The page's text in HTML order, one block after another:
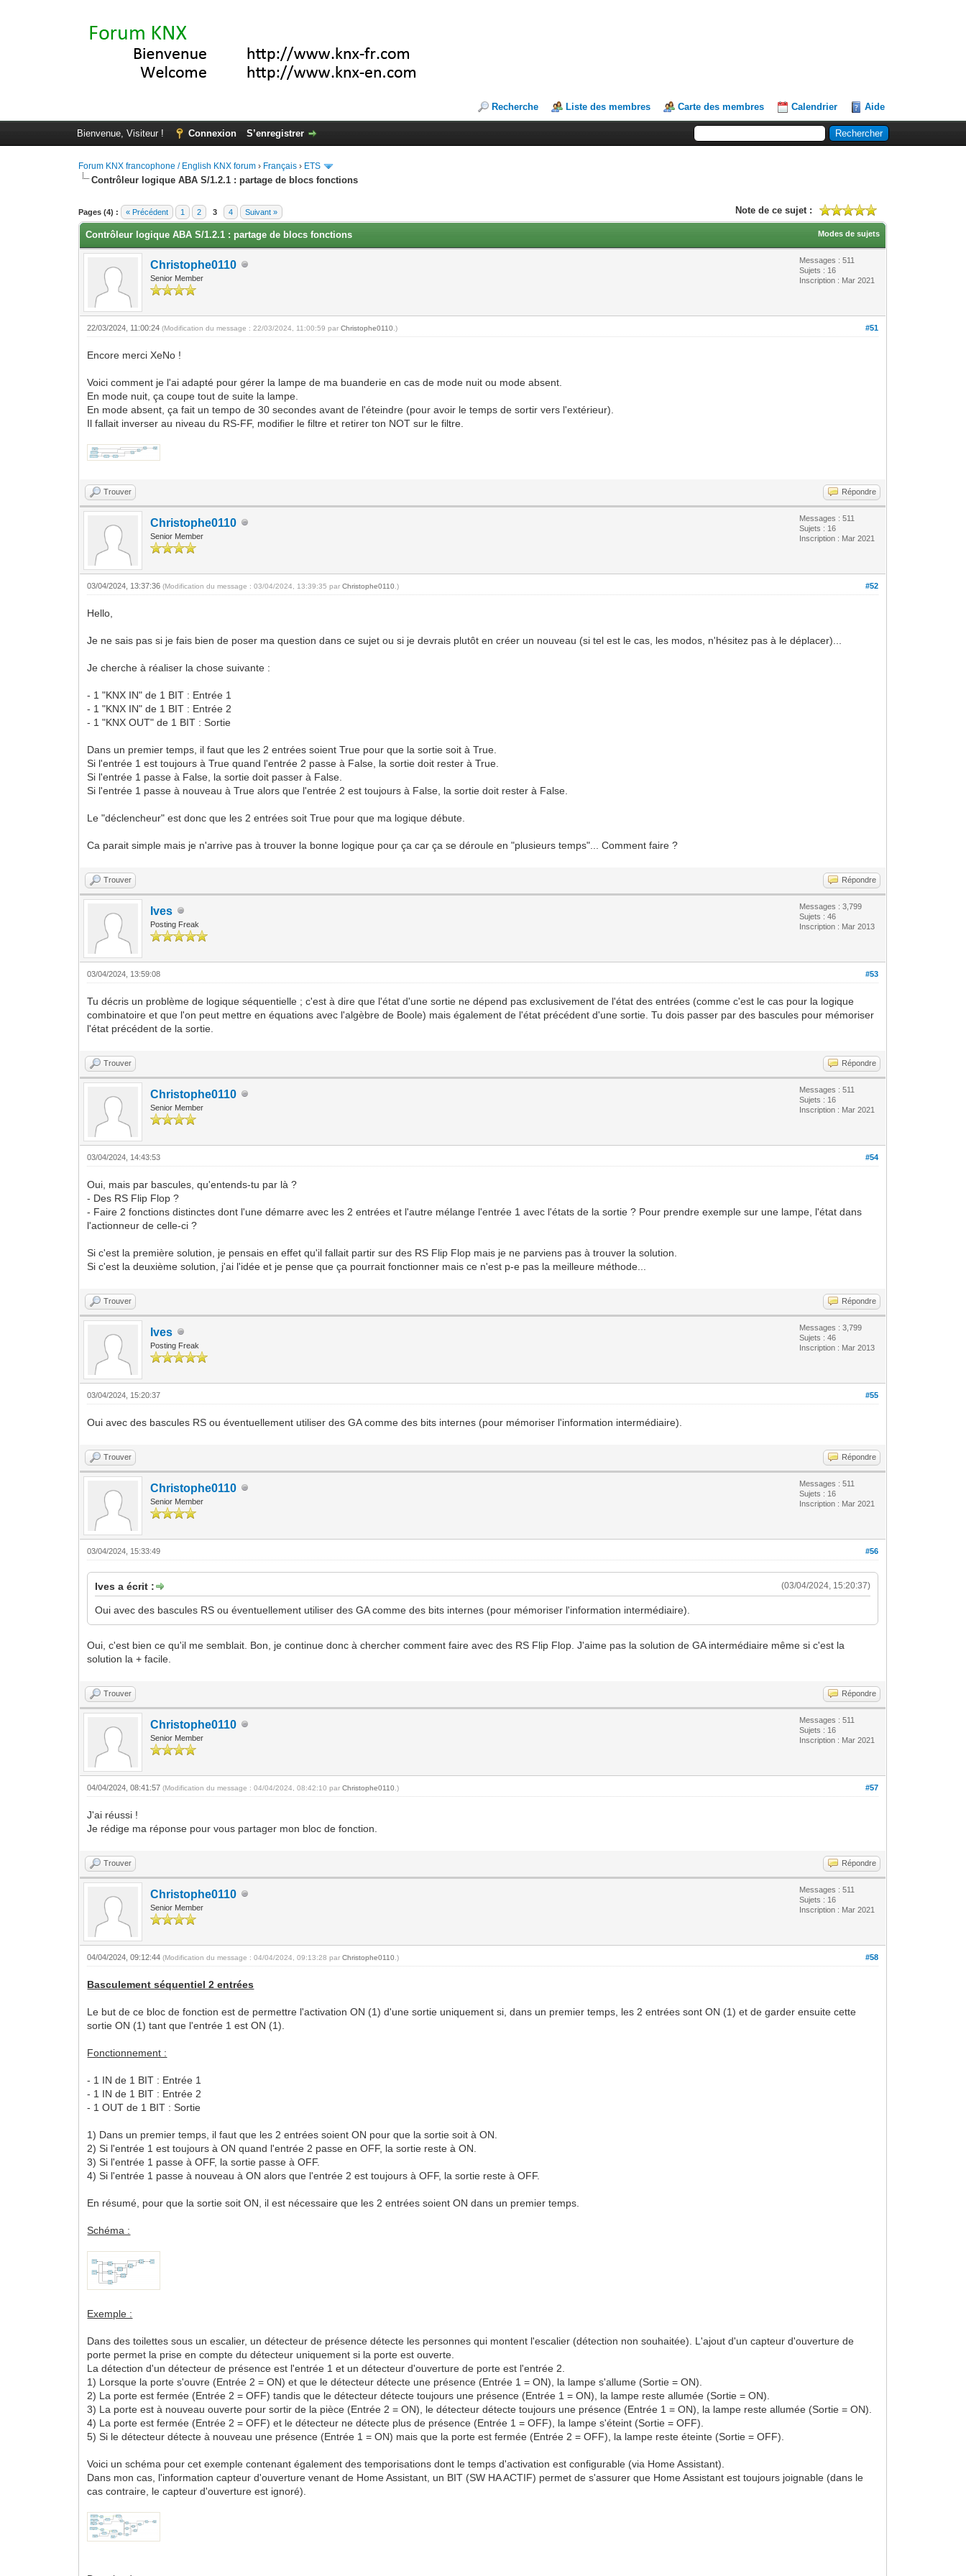
Recherche Liste des membres Carte des membres Calendrier Aide
Bienvenue, Visiteur ! Connexion S’enregistrer
Forum KNX francophone / English KNX forum › Français › ETS
Contrôleur logique ABA S/1.2.1 : partage de blocs fonctions
Pages (4) : « Précédent 1 2 3 4 Suivant » Note de ce sujet :
Moyenne : 5 (1 vote(s))
1
2
3
4
5
Modes de sujets
Contrôleur logique ABA S/1.2.1 : partage de blocs fonctions
Christophe0110
Senior Member
Messages : 511
Sujets : 16
Inscription : Mar 2021
#51
22/03/2024, 11:00:24(Modification du message : 22/03/2024, 11:00:59 parChristophe0110 .)
Encore merci XeNo !
Voici comment je l'ai adapté pour gérer la lampe de ma buanderie en cas de mode nuit ou mode absent.
En mode nuit, ça coupe tout de suite la lampe.
En mode absent, ça fait un tempo de 30 secondes avant de l'éteindre (pour avoir le temps de sortir vers l'extérieur).
Il fallait inverser au niveau du RS-FF, modifier le filtre et retirer ton NOT sur le filtre.
Trouver Répondre
Christophe0110
Senior Member
Messages : 511
Sujets : 16
Inscription : Mar 2021
#52
03/04/2024, 13:37:36(Modification du message : 03/04/2024, 13:39:35 parChristophe0110 .)
Hello,
Je ne sais pas si je fais bien de poser ma question dans ce sujet ou si je devrais plutôt en créer un nouveau (si tel est le cas, les modos, n'hésitez pas à le déplacer)...
Je cherche à réaliser la chose suivante :
- 1 "KNX IN" de 1 BIT : Entrée 1
- 1 "KNX IN" de 1 BIT : Entrée 2
- 1 "KNX OUT" de 1 BIT : Sortie
Dans un premier temps, il faut que les 2 entrées soient True pour que la sortie soit à True.
Si l'entrée 1 est toujours à True quand l'entrée 2 passe à False, la sortie doit rester à True.
Si l'entrée 1 passe à False, la sortie doit passer à False.
Si l'entrée 1 passe à nouveau à True alors que l'entrée 2 est toujours à False, la sortie doit rester à False.
Le "déclencheur" est donc que les 2 entrées soit True pour que ma logique débute.
Ca parait simple mais je n'arrive pas à trouver la bonne logique pour ça car ça se déroule en "plusieurs temps"... Comment faire ?
Trouver Répondre
Ives
Posting Freak
Messages : 3,799
Sujets : 46
Inscription : Mar 2013
#53
03/04/2024, 13:59:08
Tu décris un problème de logique séquentielle ; c'est à dire que l'état d'une sortie ne dépend pas exclusivement de l'état des entrées (comme c'est le cas pour la logique
combinatoire et que l'on peut mettre en équations avec l'algèbre de Boole) mais également de l'état précédent d'une sortie. Tu dois passer par des bascules pour mémoriser
l'état précédent de la sortie.
Trouver Répondre
Christophe0110
Senior Member
Messages : 511
Sujets : 16
Inscription : Mar 2021
#54
03/04/2024, 14:43:53
Oui, mais par bascules, qu'entends-tu par là ?
- Des RS Flip Flop ?
- Faire 2 fonctions distinctes dont l'une démarre avec les 2 entrées et l'autre mélange l'entrée 1 avec l'états de la sortie ? Pour prendre exemple sur une lampe, l'état dans
l'actionneur de celle-ci ?
Si c'est la première solution, je pensais en effet qu'il fallait partir sur des RS Flip Flop mais je ne parviens pas à trouver la solution.
Si c'est la deuxième solution, j'ai l'idée et je pense que ça pourrait fonctionner mais ce n'est p-e pas la meilleure méthode...
Trouver Répondre
Ives
Posting Freak
Messages : 3,799
Sujets : 46
Inscription : Mar 2013
#55
03/04/2024, 15:20:37
Oui avec des bascules RS ou éventuellement utiliser des GA comme des bits internes (pour mémoriser l'information intermédiaire).
Trouver Répondre
Christophe0110
Senior Member
Messages : 511
Sujets : 16
Inscription : Mar 2021
#56
03/04/2024, 15:33:49
(03/04/2024, 15:20:37)
Ives a écrit :
Oui avec des bascules RS ou éventuellement utiliser des GA comme des bits internes (pour mémoriser l'information intermédiaire).
Oui, c'est bien ce qu'il me semblait. Bon, je continue donc à chercher comment faire avec des RS Flip Flop. J'aime pas la solution de GA intermédiaire même si c'est la
solution la + facile.
Trouver Répondre
Christophe0110
Senior Member
Messages : 511
Sujets : 16
Inscription : Mar 2021
#57
04/04/2024, 08:41:57(Modification du message : 04/04/2024, 08:42:10 parChristophe0110 .)
J'ai réussi !
Je rédige ma réponse pour vous partager mon bloc de fonction.
Trouver Répondre
Christophe0110
Senior Member
Messages : 511
Sujets : 16
Inscription : Mar 2021
#58
04/04/2024, 09:12:44(Modification du message : 04/04/2024, 09:13:28 parChristophe0110 .)
Basculement séquentiel 2 entrées
Le but de ce bloc de fonction est de permettre l'activation ON (1) d'une sortie uniquement si, dans un premier temps, les 2 entrées sont ON (1) et de garder ensuite cette
sortie ON (1) tant que l'entrée 1 est ON (1).
Fonctionnement :
- 1 IN de 1 BIT : Entrée 1
- 1 IN de 1 BIT : Entrée 2
- 1 OUT de 1 BIT : Sortie
1) Dans un premier temps, il faut que les 2 entrées soient ON pour que la sortie soit à ON.
2) Si l'entrée 1 est toujours à ON quand l'entrée 2 passe en OFF, la sortie reste à ON.
3) Si l'entrée 1 passe à OFF, la sortie passe à OFF.
4) Si l'entrée 1 passe à nouveau à ON alors que l'entrée 2 est toujours à OFF, la sortie reste à OFF.
En résumé, pour que la sortie soit ON, il est nécessaire que les 2 entrées soient ON dans un premier temps.
Schéma :
Exemple :
Dans des toilettes sous un escalier, un détecteur de présence détecte les personnes qui montent l'escalier (détection non souhaitée). L'ajout d'un capteur d'ouverture de
porte permet la prise en compte du détecteur uniquement si la porte est ouverte.
La détection d'un détecteur de présence est l'entrée 1 et un détecteur d'ouverture de porte est l'entrée 2.
1) Lorsque la porte s'ouvre (Entrée 2 = ON) et que le détecteur détecte une présence (Entrée 1 = ON), la lampe s'allume (Sortie = ON).
2) La porte est fermée (Entrée 2 = OFF) tandis que le détecteur détecte toujours une présence (Entrée 1 = ON), la lampe reste allumée (Sortie = ON).
3) La porte est à nouveau ouverte pour sortir de la pièce (Entrée 2 = ON), le détecteur détecte toujours une présence (Entrée 1 = ON), la lampe reste allumée (Sortie = ON).
4) La porte est fermée (Entrée 2 = OFF) et le détecteur ne détecte plus de présence (Entrée 1 = OFF), la lampe s'éteint (Sortie = OFF).
5) Si le détecteur détecte à nouveau une présence (Entrée 1 = ON) mais que la porte est fermée (Entrée 2 = OFF), la lampe reste éteinte (Sortie = OFF).
Voici un schéma pour cet exemple contenant également des temporisations dont le temps d'activation est configurable (via Home Assistant).
Dans mon cas, l'information capteur d'ouverture venant de Home Assistant, un BIT (SW HA ACTIF) permet de s'assurer que Home Assistant est toujours joignable (dans le
cas contraire, le capteur d'ouverture est ignoré).